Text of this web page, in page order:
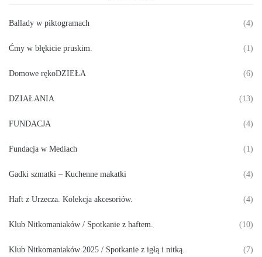
Ballady w piktogramach (4)
Ćmy w błękicie pruskim. (1)
Domowe rękoDZIEŁA (6)
DZIAŁANIA (13)
FUNDACJA (4)
Fundacja w Mediach (1)
Gadki szmatki – Kuchenne makatki (4)
Haft z Urzecza. Kolekcja akcesoriów. (4)
Klub Nitkomaniaków / Spotkanie z haftem. (10)
Klub Nitkomaniaków 2025 / Spotkanie z igłą i nitką. (7)